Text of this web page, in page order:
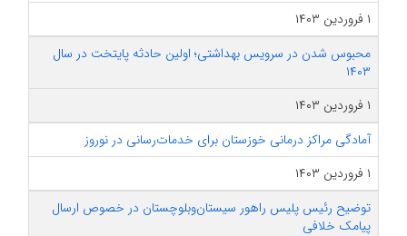
۱ فروردین ۱۴۰۳
محبوس شدن در سرویس بهداشتی؛ اولین حادثه پایتخت در سال
۱۴۰۳
۱ فروردین ۱۴۰۳
آمادگی مراکز درمانی خوزستان برای خدمات‌رسانی در نوروز
۱ فروردین ۱۴۰۳
توضیح رئیس پلیس راهور سیستان‌وبلوچستان در خصوص ارسال
پیامک خلافی